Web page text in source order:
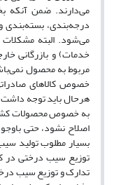
می‌دارند. ضمن
درجه‌بندی، بسته‌بندی
می‌شود. البته مشکلات
خدمات) و بازرگانی
مربوط به محصول
خصوص کالاهای
هرحال باید توجه داشت
به خصوص محصولات
اصلاح نشود، حتی
بسیار مطلوب تولید
توزیع سیب درختی در
تدارک و توزیع سیب